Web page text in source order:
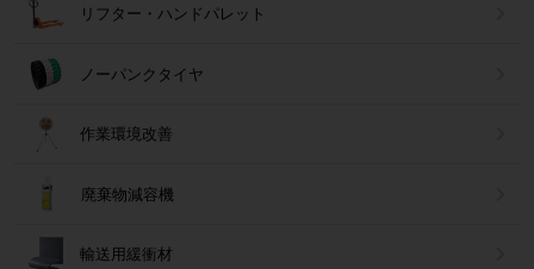
リフター・ハンドパレット
ノーパンクタイヤ
作業環境改善
廃棄物減容機
輸送用緩衝材